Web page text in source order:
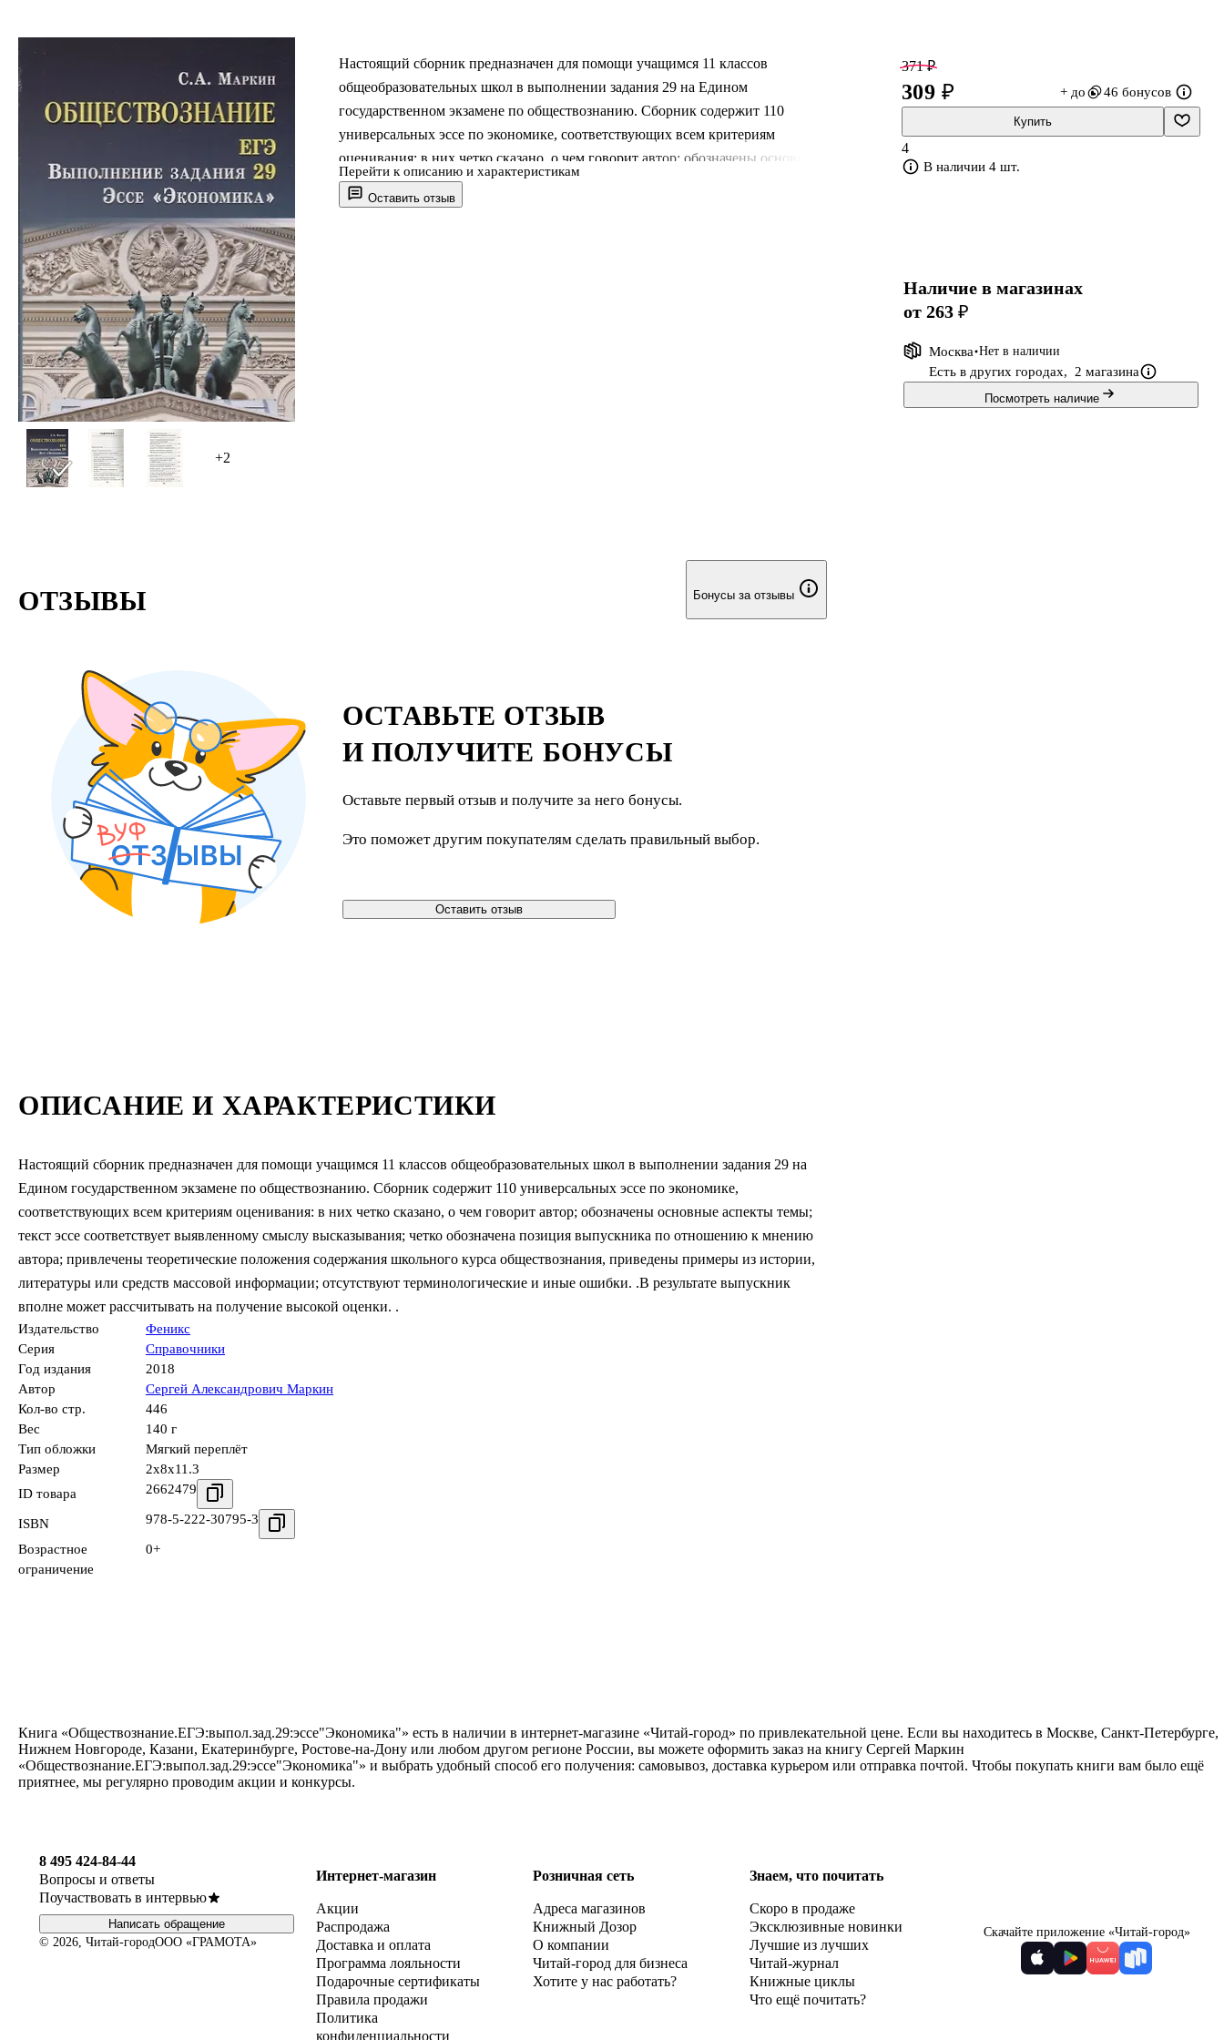
+2
Оставить отзыв
Настоящий сборник предназначен для помощи учащимся 11 классов
общеобразовательных школ в выполнении задания 29 на Едином
государственном экзамене по обществознанию. Сборник содержит 110
универсальных эссе по экономике, соответствующих всем критериям
оценивания: в них четко сказано, о чем говорит автор; обозначены основные
аспекты темы; текст эссе соответствует выявленному смыслу высказывания;
четко обозначена позиция выпускника по отношению к мнению автора;
Перейти к описанию и характеристикам
371 ₽
309 ₽ + до 46 бонусов
Купить
4
В наличии 4 шт.
Наличие в магазинах
от 263 ₽
Москва Нет в наличии
Есть в других городах, 2 магазина
Посмотреть наличие
ОПИСАНИЕ И ХАРАКТЕРИСТИКИ
Настоящий сборник предназначен для помощи учащимся 11 классов общеобразовательных школ в выполнении задания 29 на
Едином государственном экзамене по обществознанию. Сборник содержит 110 универсальных эссе по экономике,
соответствующих всем критериям оценивания: в них четко сказано, о чем говорит автор; обозначены основные аспекты темы;
текст эссе соответствует выявленному смыслу высказывания; четко обозначена позиция выпускника по отношению к мнению
автора; привлечены теоретические положения содержания школьного курса обществознания, приведены примеры из истории,
литературы или средств массовой информации; отсутствуют терминологические и иные ошибки. .В результате выпускник
вполне может рассчитывать на получение высокой оценки. .
Издательство
Феникс
Серия
Справочники
Год издания
2018
Автор
Сергей Александрович Маркин
Кол-во стр.
446
Вес
140 г
Тип обложки
Мягкий переплёт
Размер
2x8x11.3
ID товара
2662479
ISBN 978-5-222-30795-3
Возрастное
ограничение
0+
ОТЗЫВЫ Бонусы за отзывы
ОСТАВЬТЕ ОТЗЫВ
И ПОЛУЧИТЕ БОНУСЫ
Оставьте первый отзыв и получите за него бонусы.
Это поможет другим покупателям сделать правильный выбор.
Оставить отзыв
Книга «Обществознание.ЕГЭ:выпол.зад.29:эссе"Экономика"» есть в наличии в интернет-магазине «Читай-город» по привлекательной цене. Если вы находитесь в Москве, Санкт-Петербурге,
Нижнем Новгороде, Казани, Екатеринбурге, Ростове-на-Дону или любом другом регионе России, вы можете оформить заказ на книгу Сергей Маркин
«Обществознание.ЕГЭ:выпол.зад.29:эссе"Экономика"» и выбрать удобный способ его получения: самовывоз, доставка курьером или отправка почтой. Чтобы покупать книги вам было ещё
приятнее, мы регулярно проводим акции и конкурсы.
8 495 424-84-44
Вопросы и ответы
Поучаствовать в интервью
Написать обращение
© 2026, Читай-городООО «ГРАМОТА»
Интернет-магазин
Акции
Распродажа
Доставка и оплата
Программа лояльности
Подарочные сертификаты
Правила продажи
Политика
конфиденциальности
Розничная сеть
Адреса магазинов
Книжный Дозор
О компании
Читай-город для бизнеса
Хотите у нас работать?
Знаем, что почитать
Скоро в продаже
Эксклюзивные новинки
Лучшие из лучших
Читай-журнал
Книжные циклы
Что ещё почитать?
Скачайте приложение «Читай-город»